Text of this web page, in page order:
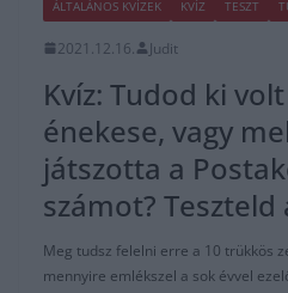
ÁLTALÁNOS KVÍZEK KVÍZ TESZT
2021.12.16. Judit
Kvíz: Tudod ki
énekese, vagy
játszotta a
számot?
Meg tudsz felelni erre a 10 trükkös
mennyire emlékszel a sok évvel